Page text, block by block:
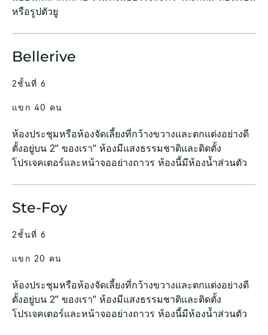
หรือรูปตัวยู
Bellerive
ห้องประชุมหรือห้องจัดเลี้ยงที่กว้างขวางและตกแต่งอย่างดี
ตั้งอยู่บน 2" ของเรา" ห้องมีแสงธรรมชาติและติดตั้ง
โปรเจคเตอร์และหน้าจออย่างถาวร ห้องนี้มีห้องน้ำส่วนตัว
2ชั้นที่ 6
แขก 40 คน
Ste-Foy
ห้องประชุมหรือห้องจัดเลี้ยงที่กว้างขวางและตกแต่งอย่างดี
ตั้งอยู่บน 2" ของเรา" ห้องมีแสงธรรมชาติและติดตั้ง
โปรเจคเตอร์และหน้าจออย่างถาวร ห้องนี้มีห้องน้ำส่วนตัว
2ชั้นที่ 6
แขก 20 คน